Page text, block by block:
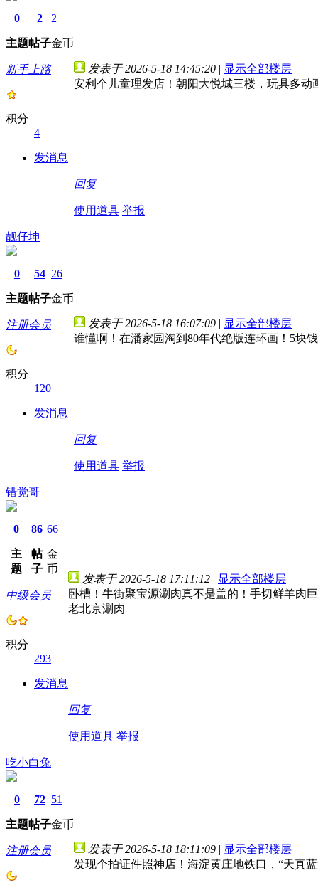
0
主题
2
帖子
2
金币
新手上路
积分
4
发消息
发表于 2026-5-18 14:45:20 | 显示全部楼层
安利个儿童理发店！朝阳大悦城三楼，玩具多
回复
使用道具 举报
靓仔坤
0
主题
54
帖子
26
金币
注册会员
积分
120
发消息
发表于 2026-5-18 16:07:09 | 显示全部楼层
谁懂啊！在潘家园淘到80年代绝版连环画！5块
回复
使用道具 举报
错觉哥
0
主
题
86
帖
子
66
金
币
中级会员
积分
293
发消息
发表于 2026-5-18 17:11:12 | 显示全部楼层
卧槽！牛街聚宝源涮肉真不是盖的！手切鲜羊肉
老北京涮肉
回复
使用道具 举报
吃小白兔
0
主题
72
帖子
51
金币
注册会员 发表于 2026-5-18 18:11:09 | 显示全部楼层
发现个拍证件照神店！海淀黄庄地铁口，“天真